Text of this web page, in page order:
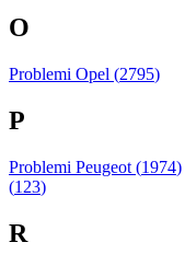
O
Problemi Opel (2795)
P
Problemi Peugeot (1974)
(123)
R